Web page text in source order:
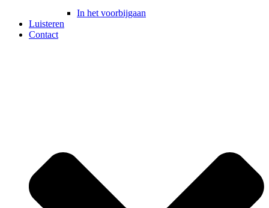
In het voorbijgaan
Luisteren
Contact